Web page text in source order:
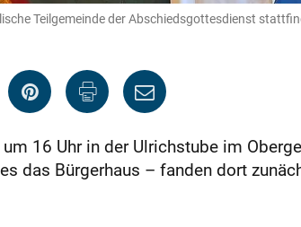
Teilgemeinde der Abschiedsgottesdienst
16 Uhr in der Ulrichstube im
das Bürgerhaus – fanden dort